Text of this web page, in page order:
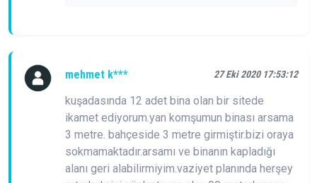
mehmet k*** 27 Eki 2020 17:53:12
kuşadasında 12 adet bina olan bir sitede
ikamet ediyorum.yan komşumun binası arsama
3 metre. bahçeside 3 metre girmiştir.bizi oraya
sokmamaktadır.arsamı ve binanın kapladığı
alanı geri alabilirmiyim.vaziyet planında herşey